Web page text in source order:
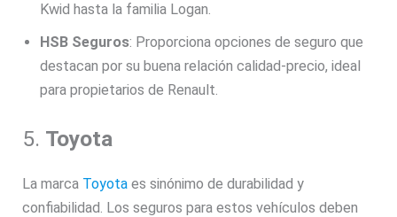
Kwid hasta la familia Logan.
HSB Seguros: Proporciona opciones de seguro que
destacan por su buena relación calidad-precio, ideal
para propietarios de Renault.
5. Toyota
La marca Toyotaes sinónimo de durabilidad y
confiabilidad. Los seguros para estos vehículos deben